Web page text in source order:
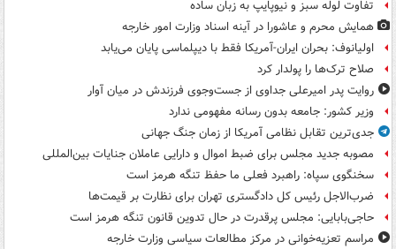
تفاوت لوله سبز و نیوپایپ به زبان ساده
همایش محرم و عاشورا در آینه اسناد وزارت امور خارجه
اولیانوف: بحران ایران-آمریکا فقط با دیپلماسی پایان می‌یابد
صلاح ترک‌ها را پولدار کرد
روایت پدر امیرعلی جداوی از جست‌وجوی فرزندش در میان آوار
وزیر کشور: جامعه بدون رسانه مفهومی ندارد
جدی‌ترین تقابل نظامی آمریکا از زمان جنگ جهانی
مصوبه جدید مجلس برای ضبط اموال و دارایی عاملان جنایات بین‌المللی
سخنگوی سپاه: راهبرد فعلی ما حفظ تنگه هرمز است
ضرب‌الاجل رئیس کل دادگستری تهران برای نظارت بر قیمت‌ها
حاجی‌بابایی: مجلس پرقدرت در حال تدوین قانون تنگه هرمز است
مراسم تعزیه‌خوانی در مرکز مطالعات سیاسی وزارت خارجه